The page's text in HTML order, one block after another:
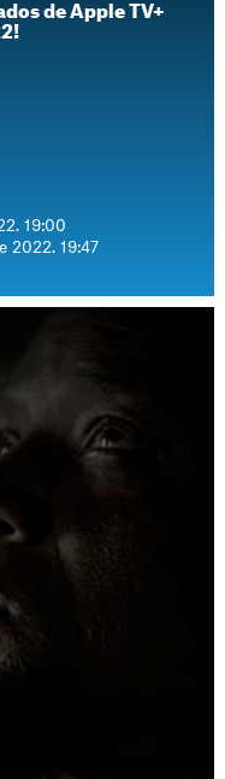
de Apple TV+
19:00
2022. 19:47